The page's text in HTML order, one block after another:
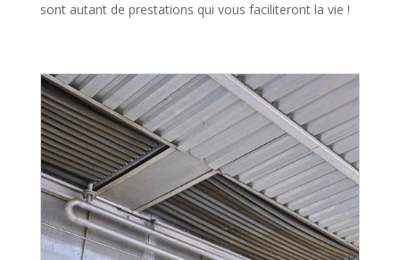
sont autant de prestations qui vous faciliteront la vie !